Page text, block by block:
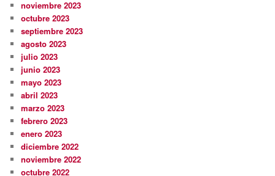
noviembre 2023
octubre 2023
septiembre 2023
agosto 2023
julio 2023
junio 2023
mayo 2023
abril 2023
marzo 2023
febrero 2023
enero 2023
diciembre 2022
noviembre 2022
octubre 2022